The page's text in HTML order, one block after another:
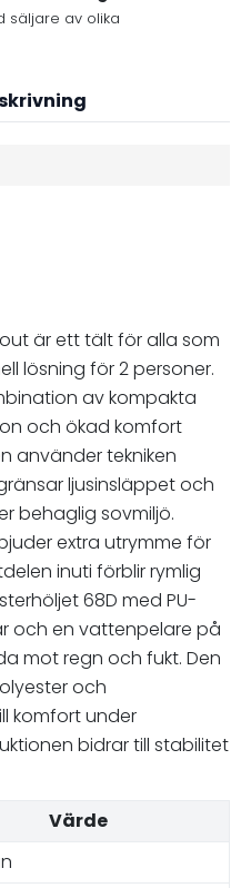
säljare av olika
är ett tält för alla som
lösning för 2 personer.
av kompakta
och ökad komfort
använder tekniken
ljusinsläppet och
behaglig sovmiljö.
extra utrymme för
inuti förblir rymlig
68D med PU-
och en vattenpelare på
mot regn och fukt. Den
och
komfort under
bidrar till stabilitet
Värde